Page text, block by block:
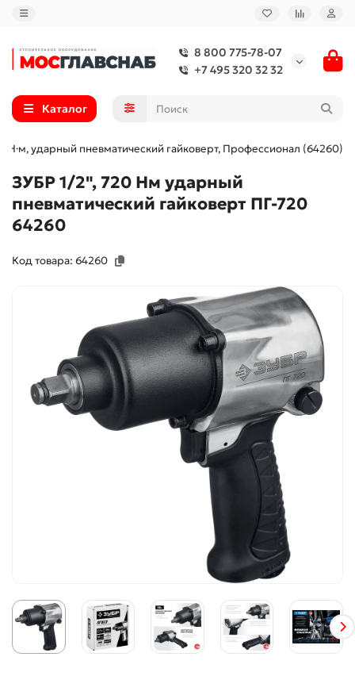
8 800 775-78-07
+7 495 320 32 32
Каталог
Н·м, ударный пневматический гайковерт, Профессионал (64260)
ЗУБР 1/2", 720 Нм ударный
пневматический гайковерт ПГ-720
64260
Код товара: 64260